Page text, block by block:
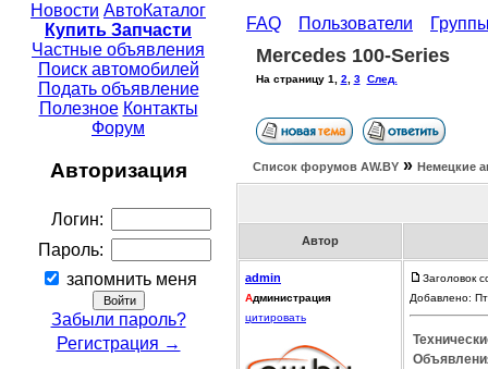
Новости АвтоКаталог
Купить Запчасти
Частные объявления
Поиск автомобилей
Подать объявление
Полезное Контакты
Форум
Авторизация
Логин:
Пароль:
запомнить меня
Забыли пароль?
Регистрация →
FAQ Пользователи
Mercedes 100-Series
На страницу 1 2 3 След.
Список форумов АW.BY » Немецкие
Автор
admin
Администрация
цитировать
Заголовок
Добавлено: